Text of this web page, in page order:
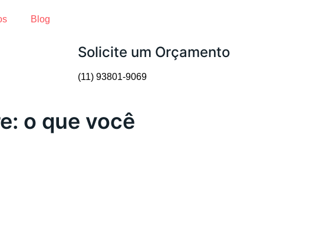
Blog
Solicite um Orçamento
(11) 93801-9069
o que você